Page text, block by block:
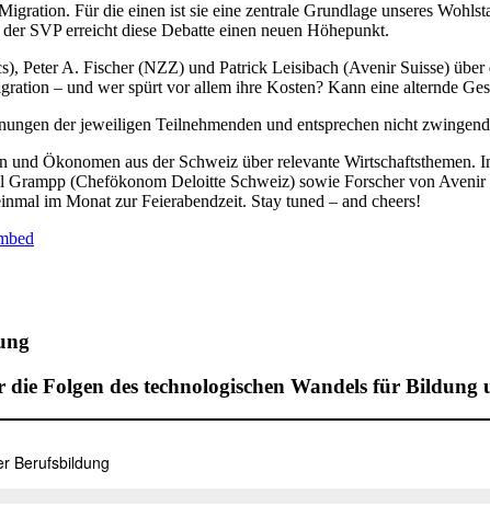
Für die einen ist sie eine zentrale Grundlage unseres
SVP erreicht diese Debatte einen neuen Höhepunkt.
Peter A. Fischer (NZZ) und Patrick Leisibach (Avenir Suisse)
– und wer spürt vor allem ihre Kosten? Kann eine alternde
der jeweiligen Teilnehmenden und entsprechen nicht
Ökonomen aus der Schweiz über relevante Wirtschaftsthemen.
(Chefökonom Deloitte Schweiz) sowie Forscher von Avenir
im Monat zur Feierabendzeit. Stay tuned – and cheers!
Folgen des technologischen Wandels für